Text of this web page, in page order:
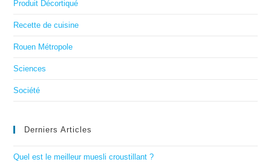
Produit Décortiqué
Recette de cuisine
Rouen Métropole
Sciences
Société
Derniers Articles
Quel est le meilleur muesli croustillant ?